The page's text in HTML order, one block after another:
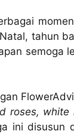
tahun
semoga
roses, white
ini disusun